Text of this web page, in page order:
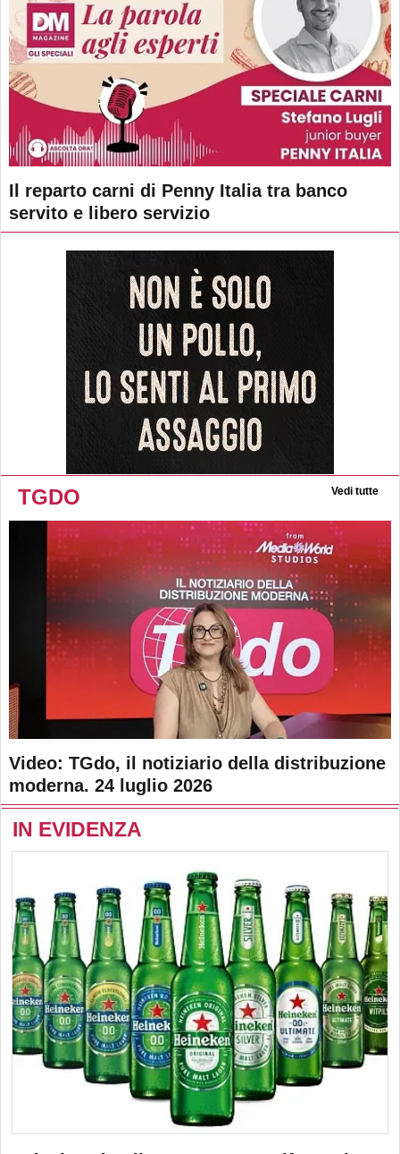
Il reparto carni di Penny Italia tra banco
servito e libero servizio
TGDO Vedi tutte
Video: TGdo, il notiziario della distribuzione
moderna. 24 luglio 2026
IN EVIDENZA